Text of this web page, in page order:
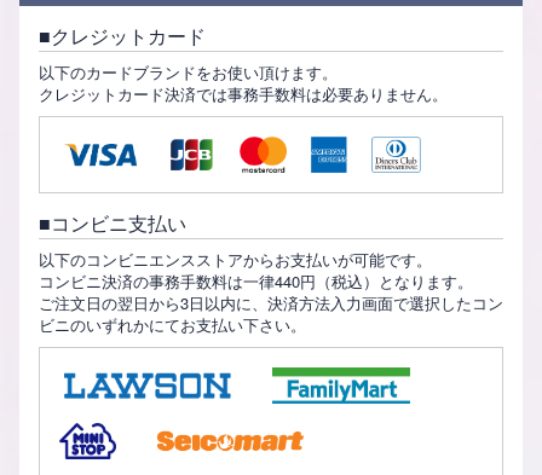
クレジットカード
以下のカードブランドをお使い頂けます。
クレジットカード決済では事務手数料は必要ありません。
コンビニ支払い
以下のコンビニエンスストアからお支払いが可能です。
コンビニ決済の事務手数料は一律440円（税込）となります。
ご注文日の翌日から3日以内に、決済方法入力画面で選択したコン
ビニのいずれかにてお支払い下さい。